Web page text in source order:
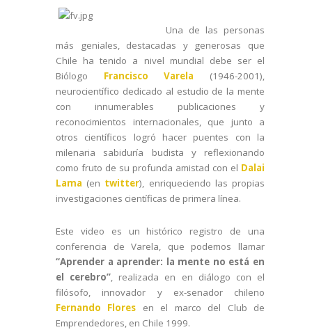
Una de las personas
más geniales, destacadas y generosas que
Chile ha tenido a nivel mundial debe ser el
Biólogo Francisco Varela (1946-2001),
neurocientífico dedicado al estudio de la mente
con innumerables publicaciones y
reconocimientos internacionales, que junto a
otros científicos logró hacer puentes con la
milenaria sabiduría budista y reflexionando
como fruto de su profunda amistad con el Dalai
Lama (en twitter), enriqueciendo las propias
investigaciones científicas de primera línea.
Este video es un histórico registro de una
conferencia de Varela, que podemos llamar
“Aprender a aprender: la mente no está en
el cerebro”, realizada en en diálogo con el
filósofo, innovador y ex-senador chileno
Fernando Flores en el marco del Club de
Emprendedores, en Chile 1999.